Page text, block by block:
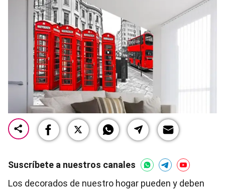
Suscríbete a nuestros canales
Los decorados de nuestro hogar pueden y deben